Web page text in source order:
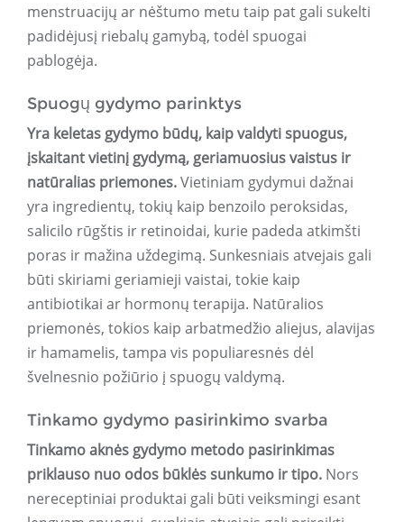
menstruacijų ar nėštumo metu taip pat gali sukelti
padidėjusį riebalų gamybą, todėl spuogai
pablogėja.
Spuogų gydymo parinktys
Yra keletas gydymo būdų, kaip valdyti spuogus,
įskaitant vietinį gydymą, geriamuosius vaistus ir
natūralias priemones.Vietiniam gydymui dažnai
yra ingredientų, tokių kaip benzoilo peroksidas,
salicilo rūgštis ir retinoidai, kurie padeda atkimšti
poras ir mažina uždegimą. Sunkesniais atvejais gali
būti skiriami geriamieji vaistai, tokie kaip
antibiotikai ar hormonų terapija. Natūralios
priemonės, tokios kaip arbatmedžio aliejus, alavijas
ir hamamelis, tampa vis populiaresnės dėl
švelnesnio požiūrio į spuogų valdymą.
Tinkamo gydymo pasirinkimo svarba
Tinkamo aknės gydymo metodo pasirinkimas
priklauso nuo odos būklės sunkumo ir tipo. Nors
nereceptiniai produktai gali būti veiksmingi esant